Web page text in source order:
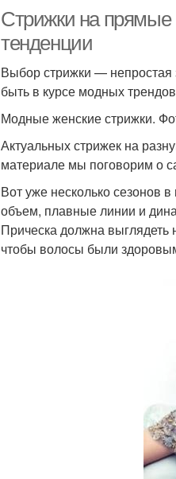
Стрижки на прямые
тенденции
Выбор стрижки — непростая
быть в курсе модных
Модные женские стрижки.
Актуальных стрижек на
материале мы поговорим о
Вот уже несколько сезонов
объем, плавные линии и
Прическа должна выглядеть
чтобы волосы были